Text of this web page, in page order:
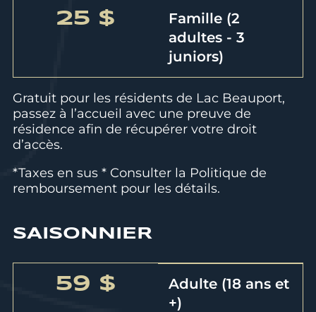
25 $
Famille (2
adultes - 3
juniors)
Gratuit pour les résidents de Lac Beauport,
passez à l’accueil avec une preuve de
résidence afin de récupérer votre droit
d’accès.
*Taxes en sus * Consulter la Politique de
remboursement pour les détails.
SAISONNIER
59 $
Adulte (18 ans et
+)